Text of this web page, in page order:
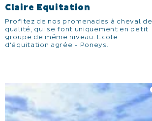
Claire Equitation
Profitez de nos promenades à cheval de
qualité, qui se font uniquement en petit
groupe de même niveau. Ecole
d'équitation agrée - Poneys.